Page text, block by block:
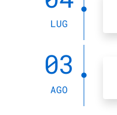
LUG
03
AGO